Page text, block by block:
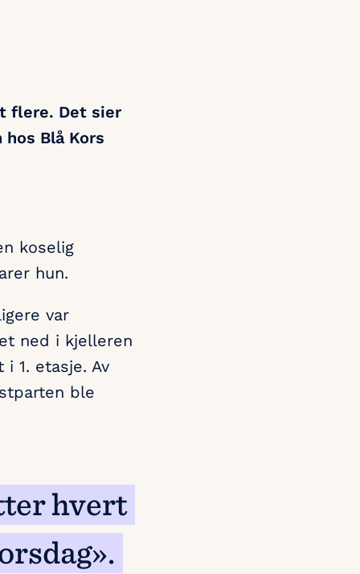
flere. Det sier
Blå Kors
koselig
hun.
var
ned i kjelleren
1. etasje. Av
ble
hvert